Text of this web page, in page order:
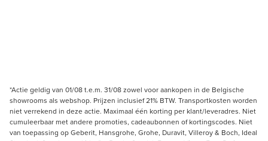
*Actie geldig van 01/08 t.e.m. 31/08 zowel voor aankopen in de Belgische
showrooms als webshop. Prijzen inclusief 21% BTW. Transportkosten worden
niet verrekend in deze actie. Maximaal één korting per klant/leveradres. Niet
cumuleerbaar met andere promoties, cadeaubonnen of kortingscodes. Niet
van toepassing op Geberit, Hansgrohe, Grohe, Duravit, Villeroy & Boch, Ideal